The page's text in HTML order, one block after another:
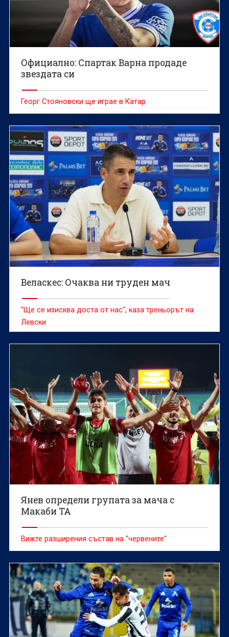
Официално: Спартак Варна продаде
звездата си
Георг Стояновски ще играе в Катар
Веласкес: Очаква ни труден мач
"Ще се изисква доста от нас", каза треньорът на
Левски
Янев определи групата за мача с
Макаби ТА
Вижте разширения състав на "червените"